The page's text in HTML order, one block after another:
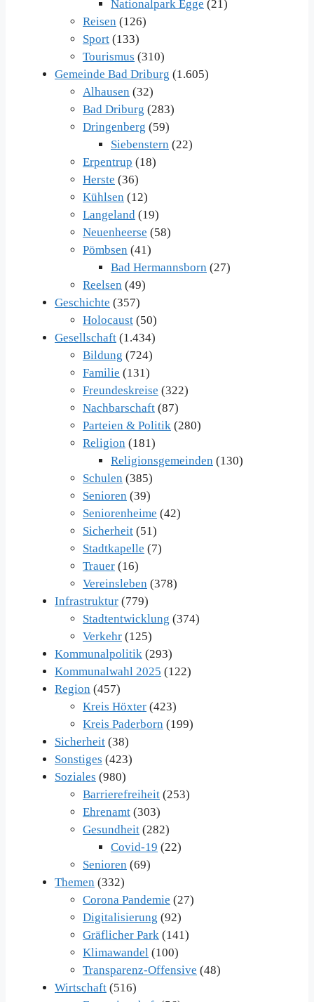
Nationalpark Egge (21)
Reisen (126)
Sport (133)
Tourismus (310)
Gemeinde Bad Driburg (1.605)
Alhausen (32)
Bad Driburg (283)
Dringenberg (59)
Siebenstern (22)
Erpentrup (18)
Herste (36)
Kühlsen (12)
Langeland (19)
Neuenheerse (58)
Pömbsen (41)
Bad Hermannsborn (27)
Reelsen (49)
Geschichte (357)
Holocaust (50)
Gesellschaft (1.434)
Bildung (724)
Familie (131)
Freundeskreise (322)
Nachbarschaft (87)
Parteien & Politik (280)
Religion (181)
Religionsgemeinden (130)
Schulen (385)
Senioren (39)
Seniorenheime (42)
Sicherheit (51)
Stadtkapelle (7)
Trauer (16)
Vereinsleben (378)
Infrastruktur (779)
Stadtentwicklung (374)
Verkehr (125)
Kommunalpolitik (293)
Kommunalwahl 2025 (122)
Region (457)
Kreis Höxter (423)
Kreis Paderborn (199)
Sicherheit (38)
Sonstiges (423)
Soziales (980)
Barrierefreiheit (253)
Ehrenamt (303)
Gesundheit (282)
Covid-19 (22)
Senioren (69)
Themen (332)
Corona Pandemie (27)
Digitalisierung (92)
Gräflicher Park (141)
Klimawandel (100)
Transparenz-Offensive (48)
Wirtschaft (516)